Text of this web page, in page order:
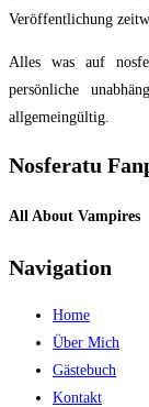
Veröffentlichung
Alles was auf
persönliche
allgemeingültig.
Nosferatu
All About Vampires
Navigation
Home
Über Mich
Gästebuch
Kontakt